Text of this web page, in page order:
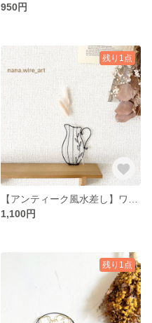
950円
残り1点
1,100円
残り1点